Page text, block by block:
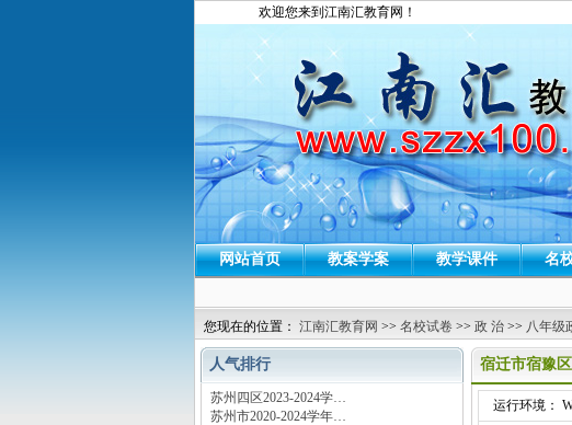
欢迎您来到江南汇教育网！
网站首页 教案学案 教学课件 名
您现在的位置： 江南汇教育网 >> 名校试卷 >> 政 治 >> 八年级
人气排行
苏州四区2023-2024学…
苏州市2020-2024学年…
宿迁市宿豫
运行环境：